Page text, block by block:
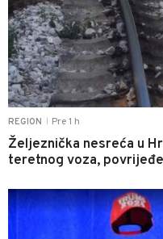
REGION Pre 1 h
Željeznička nesreća u
teretnog voza,